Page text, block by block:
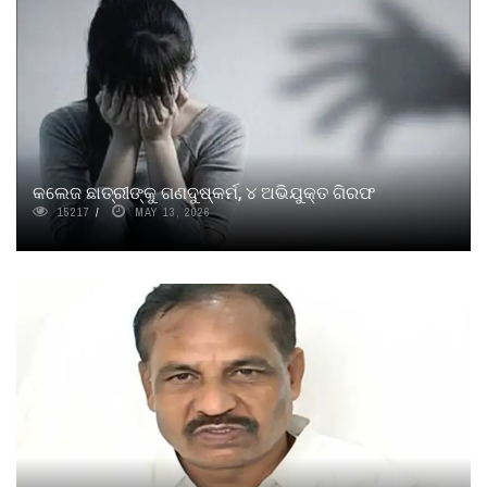
କଲେଜ ଛାତ୍ରୀଙ୍କୁ ଗଣଦୁଷ୍କର୍ମ, ୪ ଅଭିଯୁକ୍ତ ଗିରଫ
15217 MAY 13, 2026